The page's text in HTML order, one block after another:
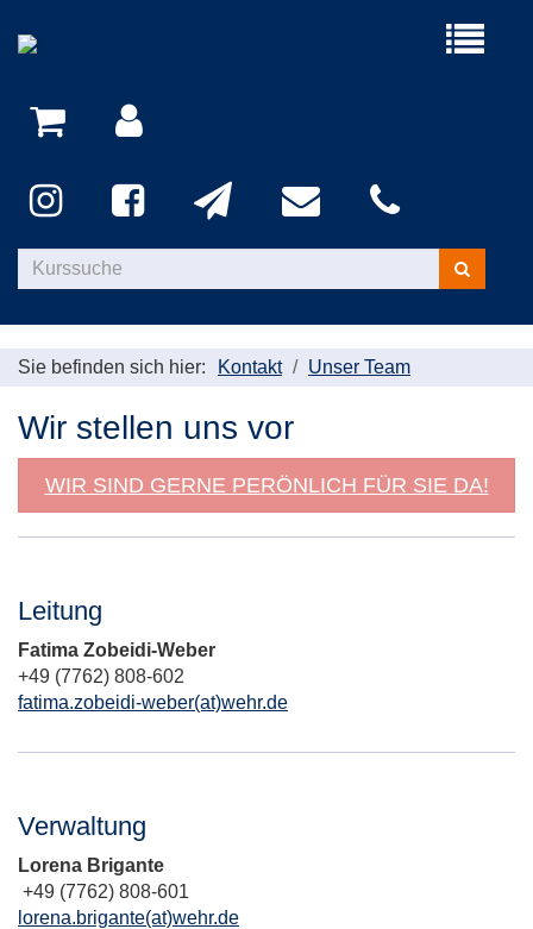
Menü
Kurse
suchen
Sie befinden sich hier: Kontakt Unser Team
Wir stellen uns vor
WIR SIND GERNE PERÖNLICH FÜR SIE DA!
Leitung
Fatima Zobeidi-Weber
+49 (7762) 808-602
fatima.zobeidi-weber(at)wehr.de
Verwaltung
Lorena Brigante
+49 (7762) 808-601
lorena.brigante(at)wehr.de